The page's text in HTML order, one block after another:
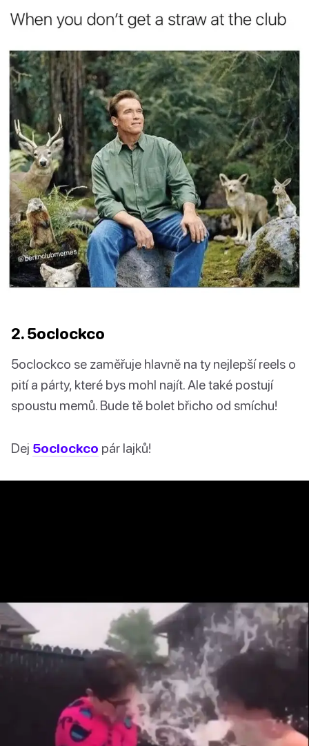
2. 5oclockco
5oclockco se zaměřuje hlavně na ty nejlepší reels o
pití a párty, které bys mohl najít. Ale také postují
spoustu memů. Bude tě bolet břicho od smíchu!
Dej 5oclockco pár lajků!